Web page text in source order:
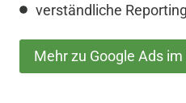
verständliche
Mehr zu Google Ads